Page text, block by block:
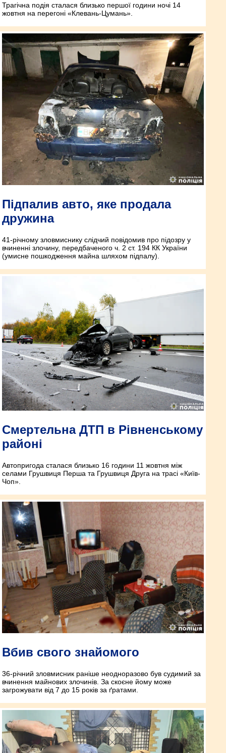
Трагічна подія сталася близько першої години ночі 14
жовтня на перегоні «Клевань-Цумань».
Підпалив авто, яке продала
дружина
41-річному зловмиснику слідчий повідомив про підозру у
вчиненні злочину, передбаченого ч. 2 ст. 194 КК України
(умисне пошкодження майна шляхом підпалу).
Смертельна ДТП в Рівненському
районі
Автопригода сталася близько 16 години 11 жовтня між
селами Грушвиця Перша та Грушвиця Друга на трасі «Київ-
Чоп».
Вбив свого знайомого
36-річний зловмисник раніше неодноразово був судимий за
вчинення майнових злочинів. За скоєне йому може
загрожувати від 7 до 15 років за ґратами.